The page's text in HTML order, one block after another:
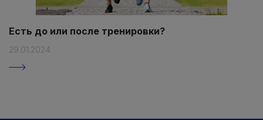
Есть до или после тренировки?
29.01.2024